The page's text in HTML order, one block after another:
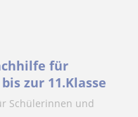
für
zur 11.Klasse
Schülerinnen und